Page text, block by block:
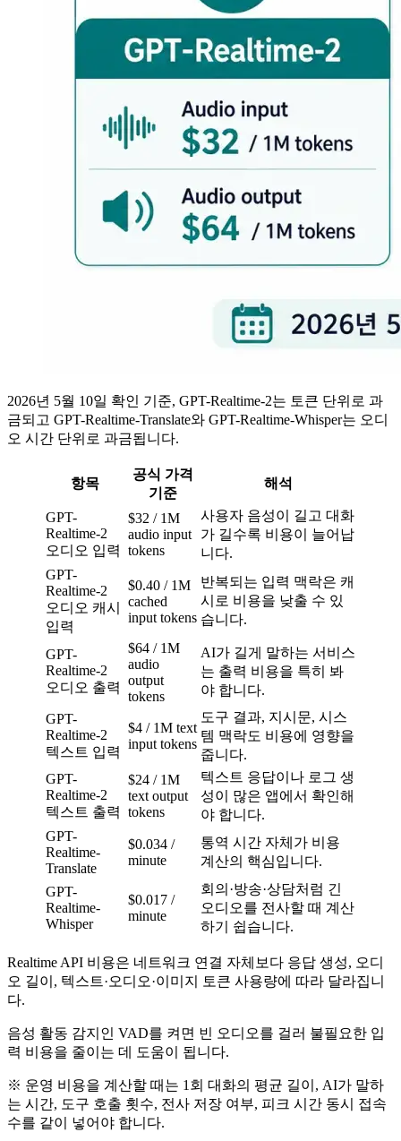
2026년 5월 10일 확인 기준, GPT-Realtime-2는 토큰 단위로 과
금되고 GPT-Realtime-Translate와 GPT-Realtime-Whisper는 오디
오 시간 단위로 과금됩니다.
항목
공식 가격
기준
해석
GPT-
Realtime-2
오디오 입력
$32 / 1M
audio input
tokens
사용자 음성이 길고 대화
가 길수록 비용이 늘어납
니다.
GPT-
Realtime-2
오디오 캐시
입력
$0.40 / 1M
cached
input tokens
반복되는 입력 맥락은 캐
시로 비용을 낮출 수 있
습니다.
GPT-
Realtime-2
오디오 출력
$64 / 1M
audio
output
tokens
AI가 길게 말하는 서비스
는 출력 비용을 특히 봐
야 합니다.
GPT-
Realtime-2
텍스트 입력
$4 / 1M text
input tokens
도구 결과, 지시문, 시스
템 맥락도 비용에 영향을
줍니다.
GPT-
Realtime-2
텍스트 출력
$24 / 1M
text output
tokens
텍스트 응답이나 로그 생
성이 많은 앱에서 확인해
야 합니다.
GPT-
Realtime-
Translate
$0.034 /
minute
통역 시간 자체가 비용
계산의 핵심입니다.
GPT-
Realtime-
Whisper
$0.017 /
minute
회의·방송·상담처럼 긴
오디오를 전사할 때 계산
하기 쉽습니다.
Realtime API 비용은 네트워크 연결 자체보다 응답 생성, 오디
오 길이, 텍스트·오디오·이미지 토큰 사용량에 따라 달라집니
다.
음성 활동 감지인 VAD를 켜면 빈 오디오를 걸러 불필요한 입
력 비용을 줄이는 데 도움이 됩니다.
※ 운영 비용을 계산할 때는 1회 대화의 평균 길이, AI가 말하
는 시간, 도구 호출 횟수, 전사 저장 여부, 피크 시간 동시 접속
수를 같이 넣어야 합니다.